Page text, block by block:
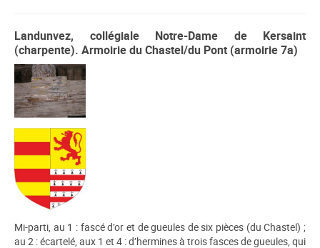
Landunvez, collégiale Notre-Dame de Kersaint
(charpente). Armoirie du Chastel/du Pont (armoirie 7a)
Mi-parti, au 1 : fascé d’or et de gueules de six pièces (du Chastel) ;
au 2 : écartelé, aux 1 et 4 : d’hermines à trois fasces de gueules, qui